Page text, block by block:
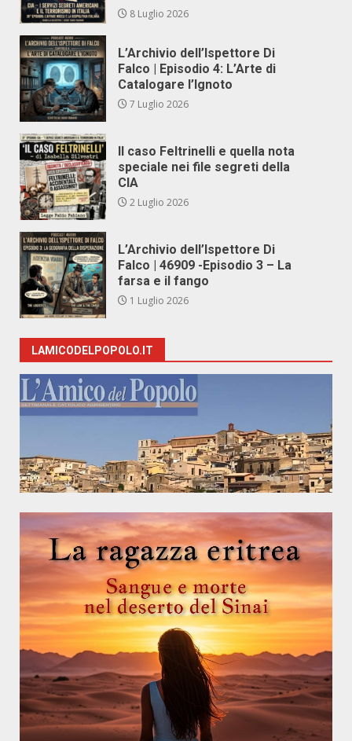
8 Luglio 2026
L’Archivio dell’Ispettore Di
Falco | Episodio 4: L’Arte di
Catalogare l’Ignoto
7 Luglio 2026
Il caso Feltrinelli e quella nota
speciale nei file segreti della
CIA
2 Luglio 2026
L’Archivio dell’Ispettore Di
Falco | 46909 -Episodio 3 – La
farsa e il fango
1 Luglio 2026
LAMICODELPOPOLO.IT